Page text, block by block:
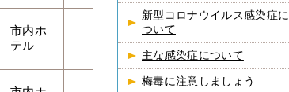
市内ホ
テル
新型コロナウイルス感染症に
ついて
主な感染症について
梅毒に注意しましょう